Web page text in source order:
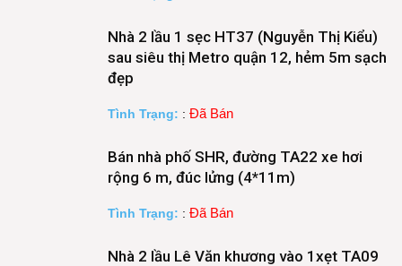
Nhà 2 lầu 1 sẹc HT37 (Nguyễn Thị Kiểu)
sau siêu thị Metro quận 12, hẻm 5m sạch
đẹp
Tình Trạng: : Đã Bán
Bán nhà phố SHR, đường TA22 xe hơi
rộng 6 m, đúc lửng (4*11m)
Tình Trạng: : Đã Bán
Nhà 2 lầu Lê Văn khương vào 1xẹt TA09